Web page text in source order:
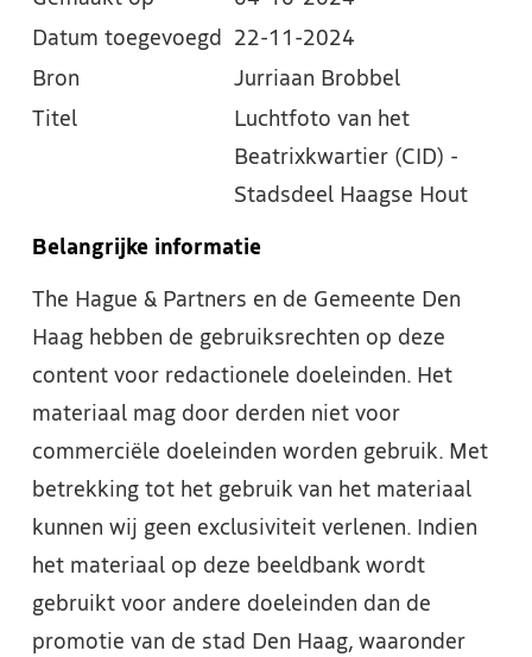
Datum toegevoegd
22-11-2024
Bron
Jurriaan Brobbel
Titel
Luchtfoto van het
Beatrixkwartier (CID) -
Stadsdeel Haagse Hout
Belangrijke informatie
The Hague & Partners en de Gemeente Den
Haag hebben de gebruiksrechten op deze
content voor redactionele doeleinden. Het
materiaal mag door derden niet voor
commerciële doeleinden worden gebruik. Met
betrekking tot het gebruik van het materiaal
kunnen wij geen exclusiviteit verlenen. Indien
het materiaal op deze beeldbank wordt
gebruikt voor andere doeleinden dan de
promotie van de stad Den Haag, waaronder